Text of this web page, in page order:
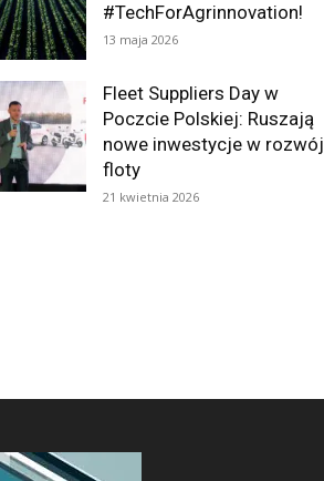
#TechForAgrinnovation!
13 maja 2026
Fleet Suppliers Day w
Poczcie Polskiej: Ruszają
nowe inwestycje w rozwój
floty
21 kwietnia 2026